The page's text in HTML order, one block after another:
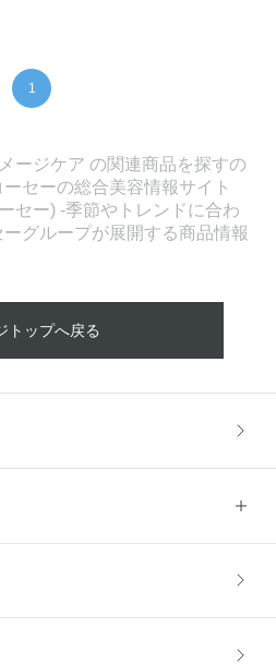
1
ージケア の関連商品を探すの
セーの総合美容情報サイト
セー) -季節やトレンドに合わ
グループが展開する商品情報
トップへ戻る